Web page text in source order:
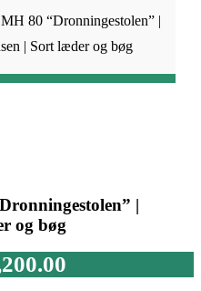
80 “Dronningestolen” |
| Sort læder og bøg
|
og bøg